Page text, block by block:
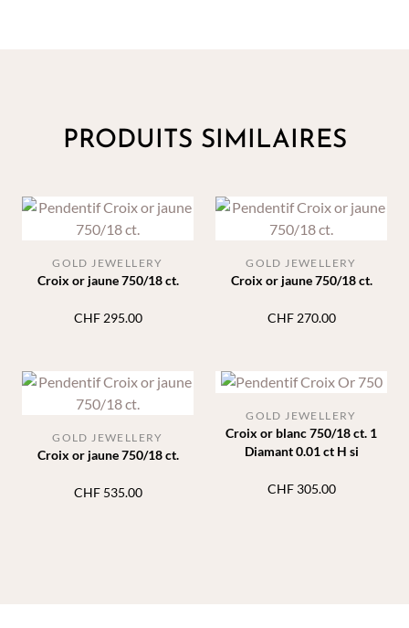
PRODUITS SIMILAIRES
Croix or jaune 750/18 ct.
GOLD JEWELLERY
CHF295.00
Croix or jaune 750/18 ct.
GOLD JEWELLERY
CHF270.00
Croix or jaune 750/18 ct.
GOLD JEWELLERY
CHF535.00
Croix or blanc 750/18 ct. 1
Diamant 0.01 ct H si
GOLD JEWELLERY
CHF305.00